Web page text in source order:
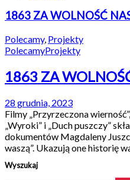
1863 ZA WOLNOŚĆ
Polecamy, Projekty
PolecamyProjekty
1863 ZA
28 grudnia, 2023
Filmy „Przyrzeczona
„Wyroki” i „Duch puszczy”
dokumentów Magdaleny
waszą”. Ukazują one historię
Wyszukaj